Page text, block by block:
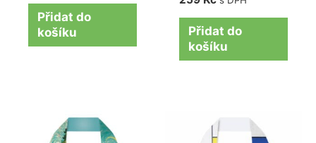
Přidat do
košíku
Přidat do
košíku